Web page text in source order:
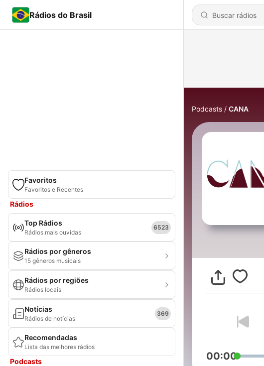
Rádios do Brasil
Favoritos
Favoritos e Recentes
Rádios
Top Rádios
Rádios mais ouvidas
6523
Rádios por gêneros
15 gêneros musicais
Rádios por regiões
Rádios locais
Notícias
Rádios de notícias
369
Recomendadas
Lista das melhores rádios
Podcasts
Podcasts CANA
00:00